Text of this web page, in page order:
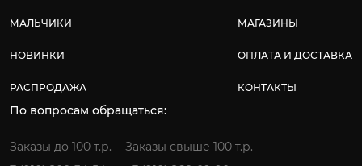
МАЛЬЧИКИ
НОВИНКИ
РАСПРОДАЖА
МАГАЗИНЫ
ОПЛАТА И ДОСТАВКА
КОНТАКТЫ
По вопросам обращаться:
Заказы до 100 т.р.
Заказы свыше 100 т.р.